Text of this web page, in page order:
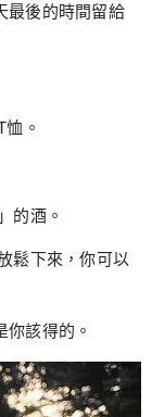
最後的時間留給
。
的酒。
鬆下來，你可以
該得的。